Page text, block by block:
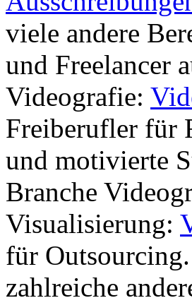
viele andere
und Freelancer
Videografie:
Freiberufler für
und motivierte
Branche
Visualisierung:
für
zahlreiche